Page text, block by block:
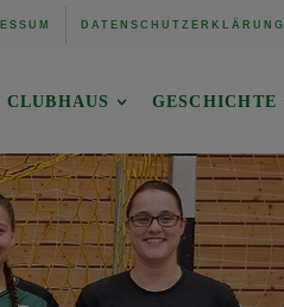
DATENSCHUTZERKLÄRUNG
CLUBHAUS GESCHICHTE